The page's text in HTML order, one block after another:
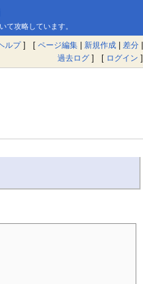
て攻略しています。
ルプ] [ ページ編集 | 新規作成 | 差分 |
過去ログ ] [ ログイン ]